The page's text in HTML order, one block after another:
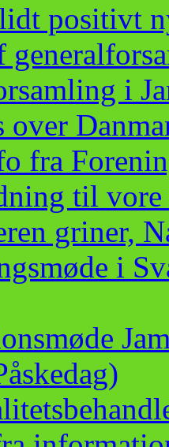
positivt
i
over
fra
til
griner,
i